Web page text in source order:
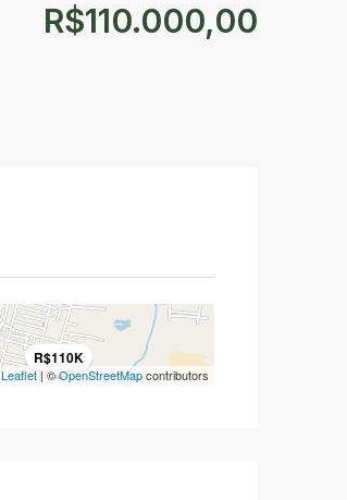
R$110.000,00
R$110K
Leaflet| ©OpenStreetMapcontributors